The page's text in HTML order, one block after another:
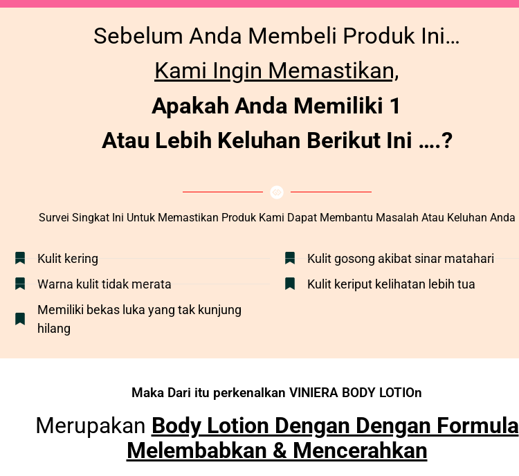
Sebelum Anda Membeli Produk Ini…
Kami Ingin Memastikan,
Apakah Anda Memiliki 1
Atau Lebih Keluhan Berikut Ini ….?
Survei Singkat Ini Untuk Memastikan Produk Kami Dapat Membantu Masalah Atau Keluhan Anda
Kulit kering
Warna kulit tidak merata
Memiliki bekas luka yang tak kunjung
hilang
Kulit gosong akibat sinar matahari
Kulit keriput kelihatan lebih tua
Maka Dari itu perkenalkan VINIERA BODY LOTIOn
Merupakan Body Lotion Dengan Dengan Formula
Melembabkan & Mencerahkan